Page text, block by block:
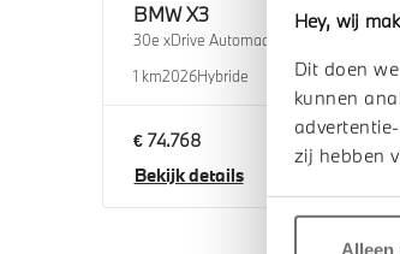
Hey, wij
Dit doen
kunnen
zij hebben
BMW X3
30e xDrive Automaat
1 km2026Hybride
€ 74.768
Bekijk details